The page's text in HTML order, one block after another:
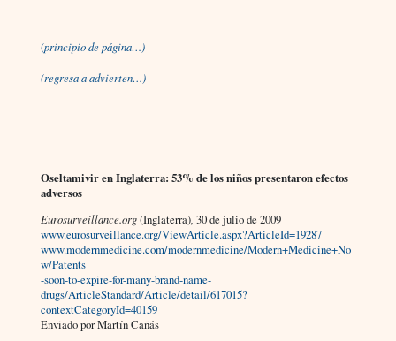
(principio de página…)
(regresa a advierten…)
Oseltamivir en Inglaterra: 53% de los niños presentaron efectos
adversos
Eurosurveillance.org(Inglaterra), 30 de julio de 2009
www.eurosurveillance.org/ViewArticle.aspx?ArticleId=19287
www.modernmedicine.com/modernmedicine/Modern+Medicine+No
w/Patents
-soon-to-expire-for-many-brand-name-
drugs/ArticleStandard/Article/detail/617015?
contextCategoryId=40159
Enviado por Martín Cañás